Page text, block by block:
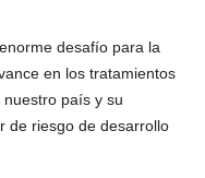
desafío para la
en los tratamientos
país y su
de riesgo de desarrollo